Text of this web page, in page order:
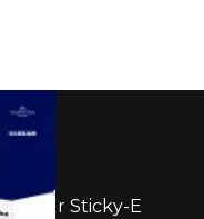
pour Sticky-E